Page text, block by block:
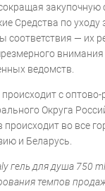
закупочную
Средства по
соответствия — их
ведомств.
происходит с
Округа
во все
и Беларусь.
гель для душа 750
темпов